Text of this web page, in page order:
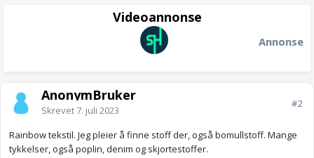
Videoannonse
Annonse
AnonymBruker
Skrevet7. juli 2023
#2
Rainbow tekstil. Jeg pleier å finne stoff der, også bomullstoff. Mange
tykkelser, også poplin, denim og skjortestoffer.